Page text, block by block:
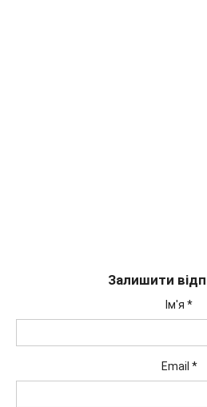
Залишити
Ім'я *
Email *